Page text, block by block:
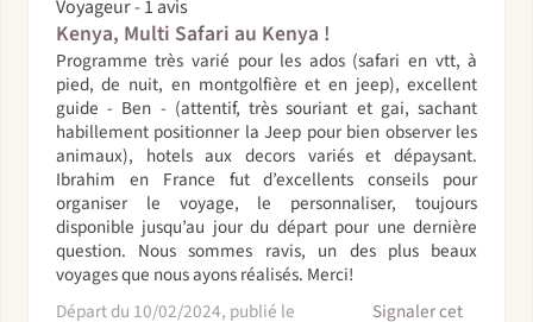
Voyageur - 1 avis
Kenya, Multi Safari au Kenya !
Programme très varié pour les ados (safari en vtt, à
pied, de nuit, en montgolfière et en jeep), excellent
guide - Ben - (attentif, très souriant et gai, sachant
habillement positionner la Jeep pour bien observer les
animaux), hotels aux decors variés et dépaysant.
Ibrahim en France fut d’excellents conseils pour
organiser le voyage, le personnaliser, toujours
disponible jusqu’au jour du départ pour une dernière
question. Nous sommes ravis, un des plus beaux
voyages que nous ayons réalisés. Merci!
Départ du 10/02/2024, publié le
Signaler cet